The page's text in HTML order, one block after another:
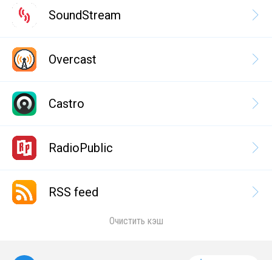
SoundStream
Overcast
Castro
RadioPublic
RSS feed
Очистить кэш